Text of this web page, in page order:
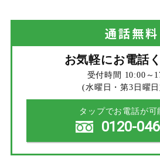
通話無料
お気軽にお電話
受付時間 10:00～
(水曜日・第3日曜
タップでお電話が可
0120-